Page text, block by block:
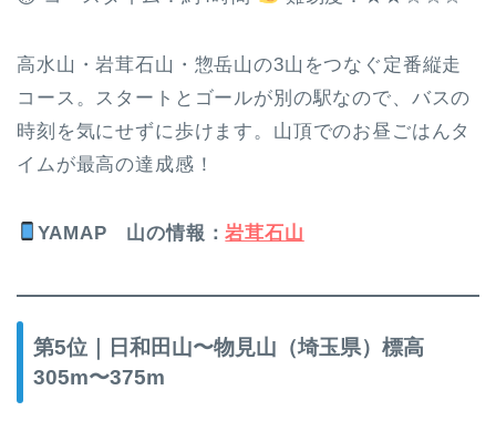
高水山・岩茸石山・惣岳山の3山をつなぐ定番縦走
コース。スタートとゴールが別の駅なので、バスの
時刻を気にせずに歩けます。山頂でのお昼ごはんタ
イムが最高の達成感！
YAMAP 山の情報 ：岩茸石山
第5位｜日和田山〜物見山（埼玉県）標高
305m〜375m